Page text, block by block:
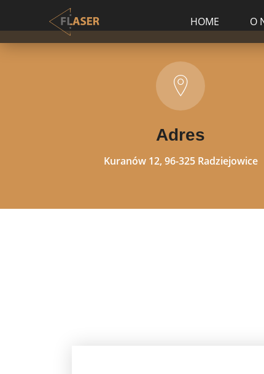
HOME O
Adres
Kuranów 12, 96-325 Radziejowice